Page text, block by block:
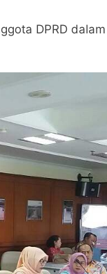
DPRD